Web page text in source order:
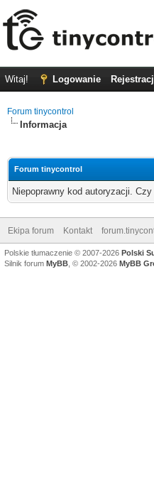
Witaj! Logowanie
Forum tinycontrol
Informacja
Forum tinycontrol
Niepoprawny kod autoryzacji.
Ekipa forum Kontakt
Polskie tłumaczenie © 2007-2026 Polski
Silnik forum MyBB , © 2002-2026 MyBB